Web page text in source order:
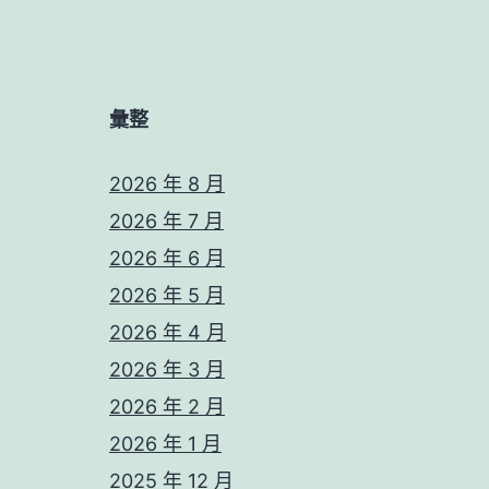
彙整
2026 年 8 月
2026 年 7 月
2026 年 6 月
2026 年 5 月
2026 年 4 月
2026 年 3 月
2026 年 2 月
2026 年 1 月
2025 年 12 月